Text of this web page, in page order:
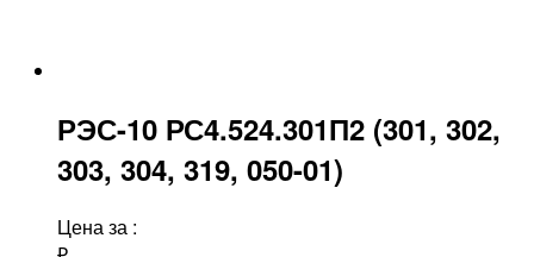
РЭС-10 РС4.524.301П2 (301, 302,
303, 304, 319, 050-01)
Цена за :